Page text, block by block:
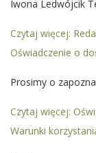
Iwona Ledwójcik
Czytaj więcej:
Oświadczenie o
Prosimy o
Czytaj więcej:
Warunki